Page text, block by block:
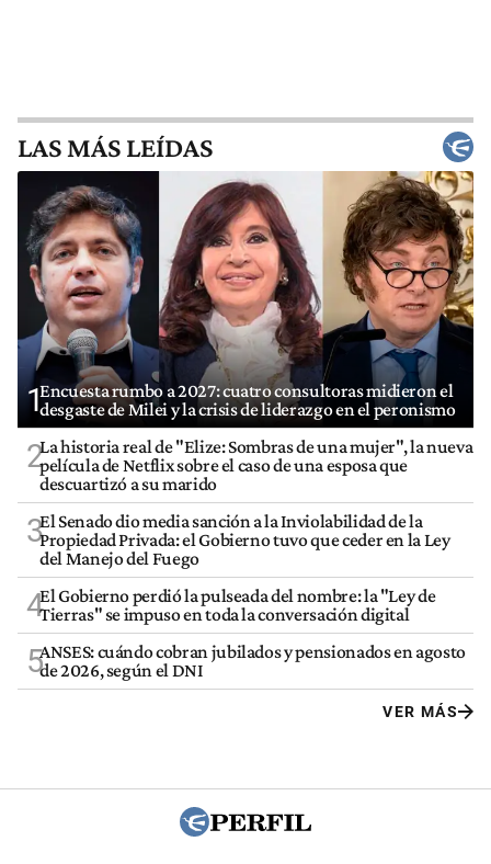
LAS MÁS LEÍDAS
1Encuesta rumbo a 2027: cuatro consultoras midieron el
desgaste de Milei y la crisis de liderazgo en el peronismo
2La historia real de "Elize: Sombras de una mujer", la nueva
película de Netflix sobre el caso de una esposa que
descuartizó a su marido
3El Senado dio media sanción a la Inviolabilidad de la
Propiedad Privada: el Gobierno tuvo que ceder en la Ley
del Manejo del Fuego
4El Gobierno perdió la pulseada del nombre: la "Ley de
Tierras" se impuso en toda la conversación digital
5ANSES: cuándo cobran jubilados y pensionados en agosto
de 2026, según el DNI
VER MÁS